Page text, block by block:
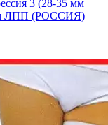
3 (28-35 мм
ЛПП (РОССИЯ)